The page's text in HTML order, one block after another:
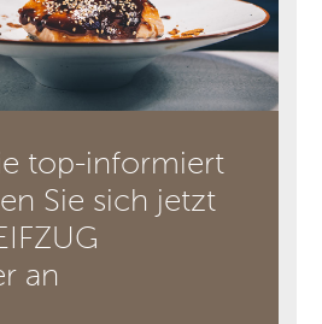
top-informiert
Sie sich jetzt
an